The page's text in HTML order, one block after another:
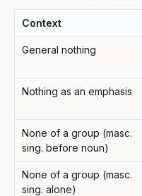
Context
General nothing
Nothing as an emphasis
None of a group (masc.
sing. before noun)
None of a group (masc.
sing. alone)